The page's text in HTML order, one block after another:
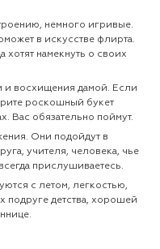
немного игривые.
в искусстве флирта.
хотят намекнуть о своих
и восхищения дамой. Если
роскошный букет
Вас обязательно поймут.
Они подойдут в
учителя, человека, чье
прислушиваетесь.
с летом, легкостью,
подруге детства, хорошей